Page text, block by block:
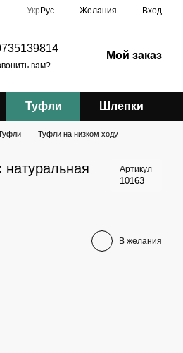
Укр Рус Желания Вход
вам?
Мой заказ
Туфли Шлепки
Туфли на низком ходу
Артикул
10163
В желания